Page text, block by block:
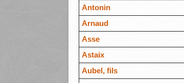
Antonin
Arnaud
Asse
Astaix
Aubel, fils